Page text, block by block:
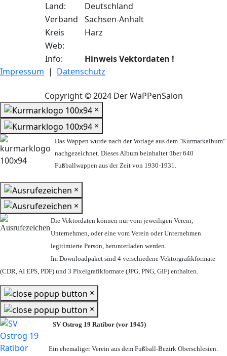
Land:
Deutschland
Verband
Sachsen-Anhalt
Kreis
Harz
Web:
Info:
Hinweis Vektordaten !
Impressum | Datenschutz
Copyright © 2024 Der WaPPenSalon
×
×
Das Wappen wurde nach der Vorlage aus dem "Kurmarkalbum"
nachgezeichnet. Dieses Album beinhaltet über 640
Fußballwappen aus der Zeit von 1930-1931.
×
×
Die Vektordaten können nur vom jeweiligen Verein,
Unternehmen, oder eine vom Verein oder Unternehmen
legitimierte Person, herunterladen werden.
Im Downloadpaket sind 4 verschiedene Vektorgrafikformate
(CDR, AI EPS, PDF) und 3 Pixelgrafikformate (JPG, PNG, GIF) enthalten.
×
×
SV Ostrog 19 Ratibor (vor 1945)
Ein ehemaliger Verein aus dem Fußball-Bezirk Oberschlesien.